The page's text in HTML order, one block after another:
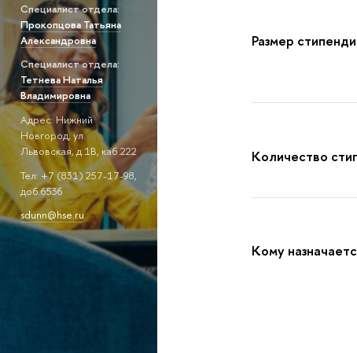
Специалист отдела:
Прокопцова Татьяна
Александровна
Специалист отдела:
Тетнева Наталья
Владимировна
Адрес: Нижний
Новгород, ул.
Львовская, д.1В, каб.222
Тел: +7 (831) 257-17-98,
доб.6536
sdunn@hse.ru
Размер
Количество
Кому